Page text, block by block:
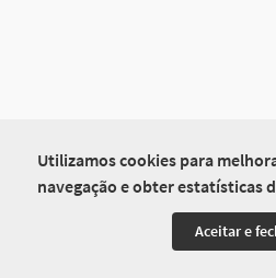
Utilizamos cookies para
navegação e obter estatísticas
Aceitar e